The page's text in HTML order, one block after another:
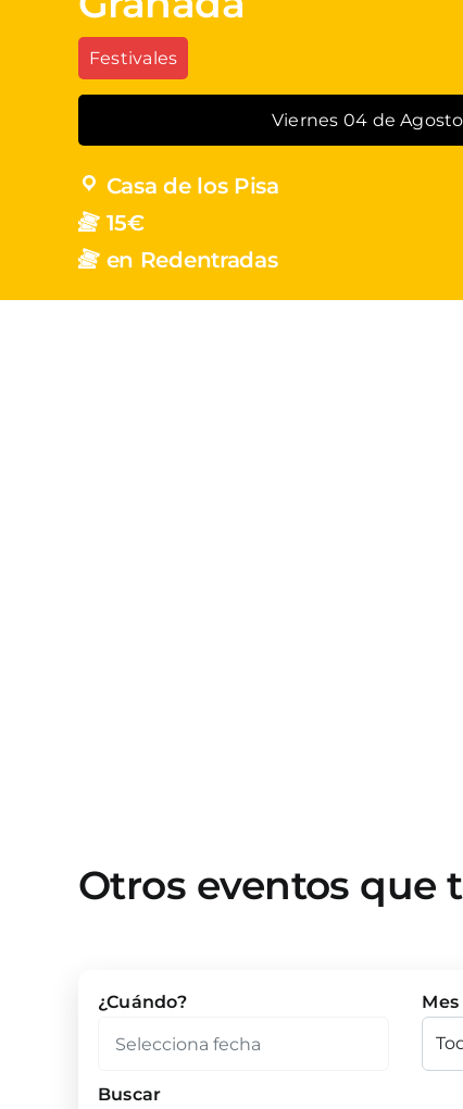
Festivales
Viernes 04 de Agosto
Casa de los Pisa
15€
en Redentradas
Otros eventos que
¿Cuándo? Mes
Buscar